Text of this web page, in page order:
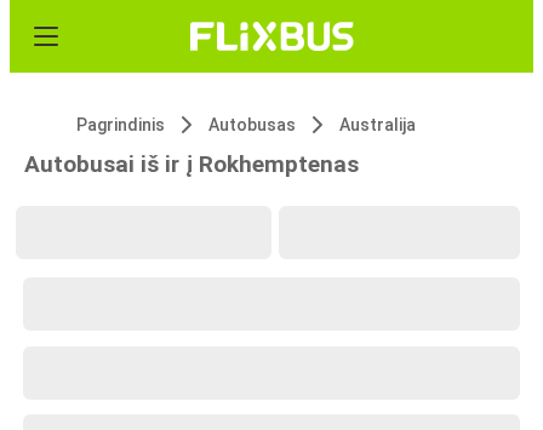
Pagrindinis Autobusas Australija
Autobusai iš ir į Rokhemptenas